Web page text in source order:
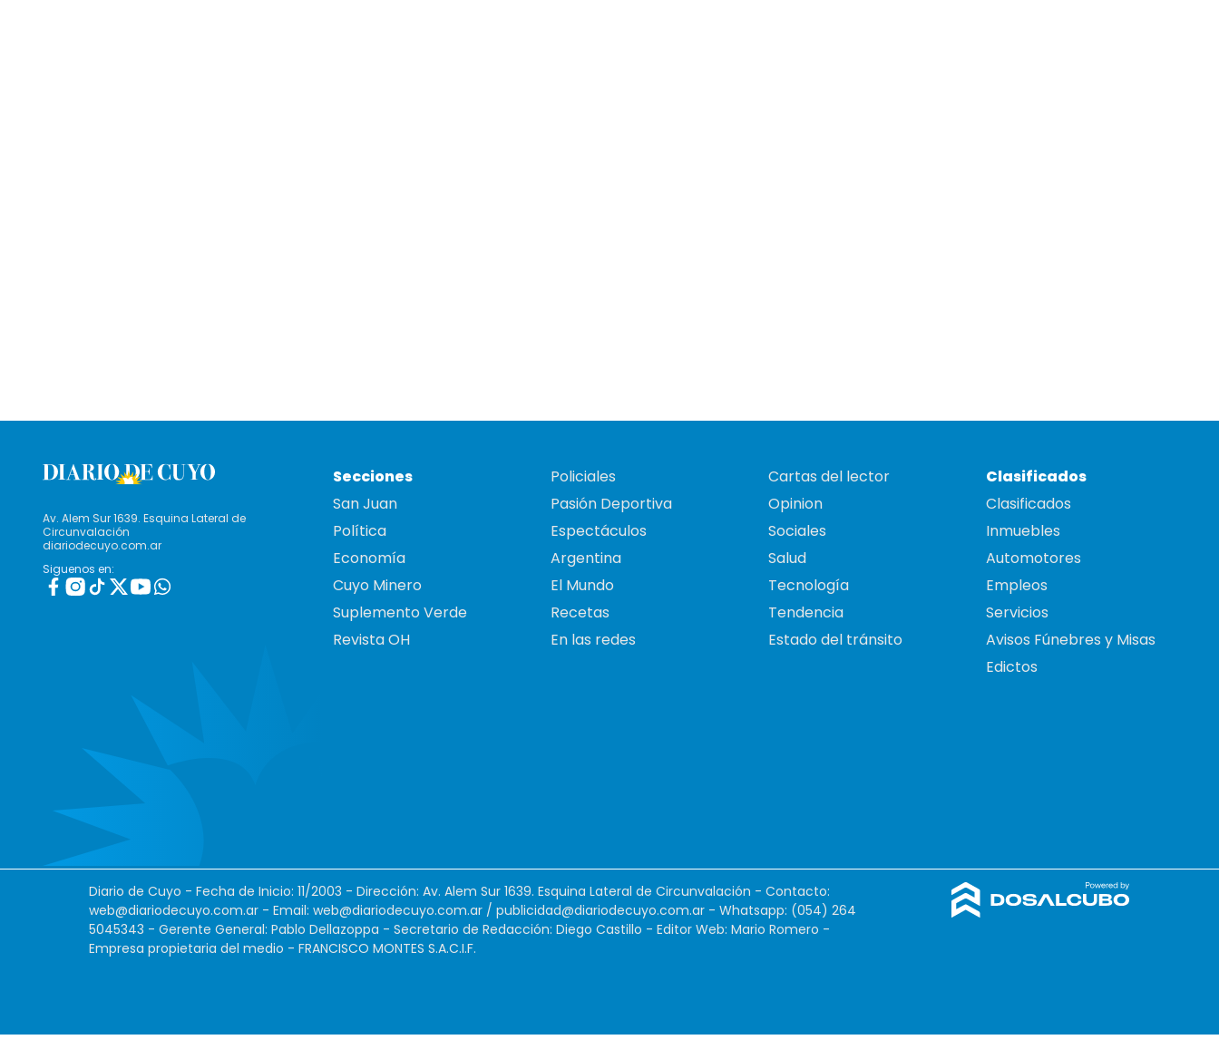
Av. Alem Sur 1639. Esquina Lateral de
Circunvalación
diariodecuyo.com.ar
Siguenos en:
Secciones
San Juan
Política
Economía
Cuyo Minero
Suplemento Verde
Revista OH
Policiales
Pasión Deportiva
Espectáculos
Argentina
El Mundo
Recetas
En las redes
Cartas del lector
Opinion
Sociales
Salud
Tecnología
Tendencia
Estado del tránsito
Clasificados
Clasificados
Inmuebles
Automotores
Empleos
Servicios
Avisos Fúnebres y Misas
Edictos
Diario de Cuyo - Fecha de Inicio: 11/2003 - Dirección: Av. Alem Sur 1639. Esquina Lateral de Circunvalación - Contacto:
web@diariodecuyo.com.ar - Email: web@diariodecuyo.com.ar / publicidad@diariodecuyo.com.ar - Whatsapp: (054) 264
5045343 - Gerente General: Pablo Dellazoppa - Secretario de Redacción: Diego Castillo - Editor Web: Mario Romero -
Empresa propietaria del medio - FRANCISCO MONTES S.A.C.I.F.